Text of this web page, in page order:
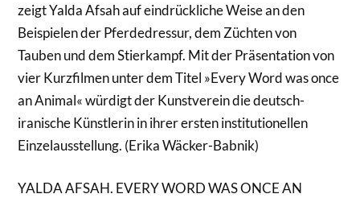
zeigt Yalda Afsah auf eindrückliche Weise an den
Beispielen der Pferdedressur, dem Züchten von
Tauben und dem Stierkampf. Mit der Präsentation von
vier Kurzfilmen unter dem Titel »Every Word was once
an Animal« würdigt der Kunstverein die deutsch-
iranische Künstlerin in ihrer ersten institutionellen
Einzelausstellung. (Erika Wäcker-Babnik)
YALDA AFSAH. EVERY WORD WAS ONCE AN